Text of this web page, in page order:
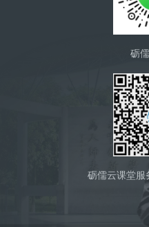
砺
砺儒云课堂服